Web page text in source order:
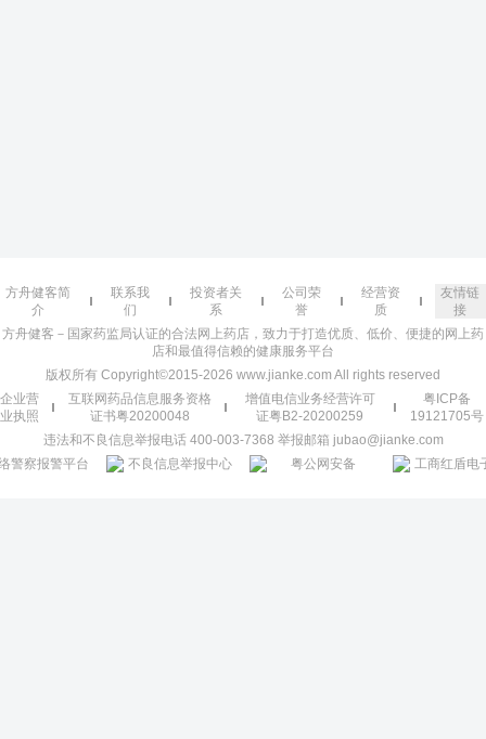
方舟健客简
介
联系我
们
投资者关
系
公司荣
誉
经营资
质
友情链
接
方舟健客－国家药监局认证的合法网上药店，致力于打造优质、低价、便捷的网上药
店和最值得信赖的健康服务平台
版权所有 Copyright©2015-2026 www.jianke.com All rights reserved
企业营
业执照
互联网药品信息服务资格
证书粤20200048
增值电信业务经营许可
证粤B2-20200259
粤ICP备
19121705号
违法和不良信息举报电话 400-003-7368 举报邮箱 jubao@jianke.com